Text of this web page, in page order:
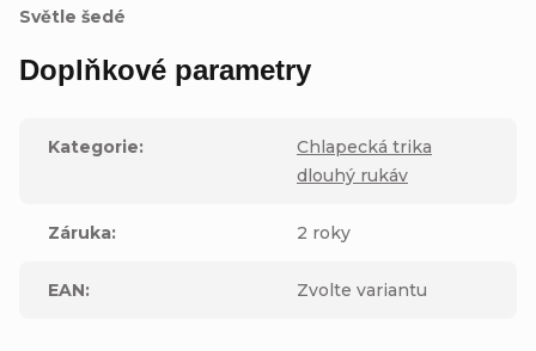
Světle šedé
Doplňkové parametry
Kategorie:
Chlapecká trika
dlouhý rukáv
Záruka: 2 roky
EAN: Zvolte variantu